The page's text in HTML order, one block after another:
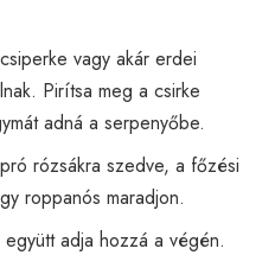
vagy akár erdei
Pirítsa meg a csirke
adná a serpenyőbe.
rózsákra szedve, a főzési
roppanós maradjon.
adja hozzá a végén.